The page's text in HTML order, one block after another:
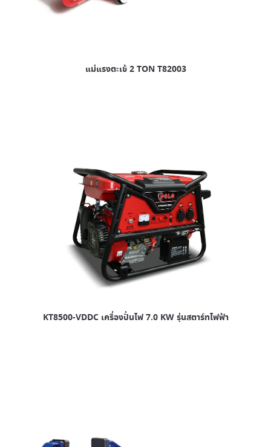
แม่แรงตะเข้ 2 TON T82003
KT8500-VDDC เครื่องปั่นไฟ 7.0 KW รุ่นสตาร์ทไฟฟ้า